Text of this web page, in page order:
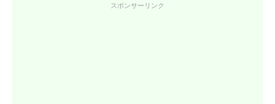
スポンサーリンク